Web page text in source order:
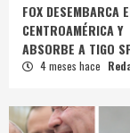
FOX DESEMBARCA
CENTROAMÉRICA Y
ABSORBE A TIGO
4 meses hace